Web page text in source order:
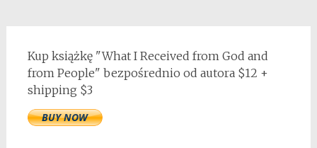
Kup książkę "What I Received from God and
from People" bezpośrednio od autora $12 +
shipping $3